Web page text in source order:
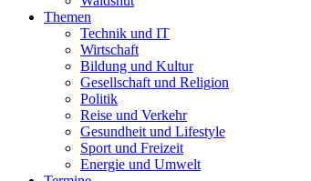
Themen
Technik und IT
Wirtschaft
Bildung und Kultur
Gesellschaft und Religion
Politik
Reise und Verkehr
Gesundheit und Lifestyle
Sport und Freizeit
Energie und Umwelt